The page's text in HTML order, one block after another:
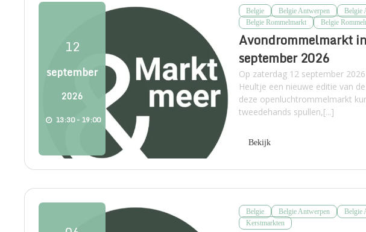
12
september
2026
13:30 - 19:00
Belgie Belgie Antwerpen Belgie
Belgie Rommelmarkt
Belgie
Avondrommelmarkt
september 2026
Op zaterdag 12 september
Heultje een nieuwe editie van
deze openluchtrommelmarkt
tweedehands spullen,[...]
Bekijk
Belgie Belgie Antwerpen Belgie
Kerstmarkten